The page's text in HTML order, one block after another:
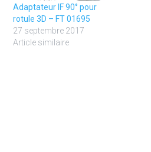
Adaptateur IF 90° pour
rotule 3D – FT 01695
27 septembre 2017
Article similaire